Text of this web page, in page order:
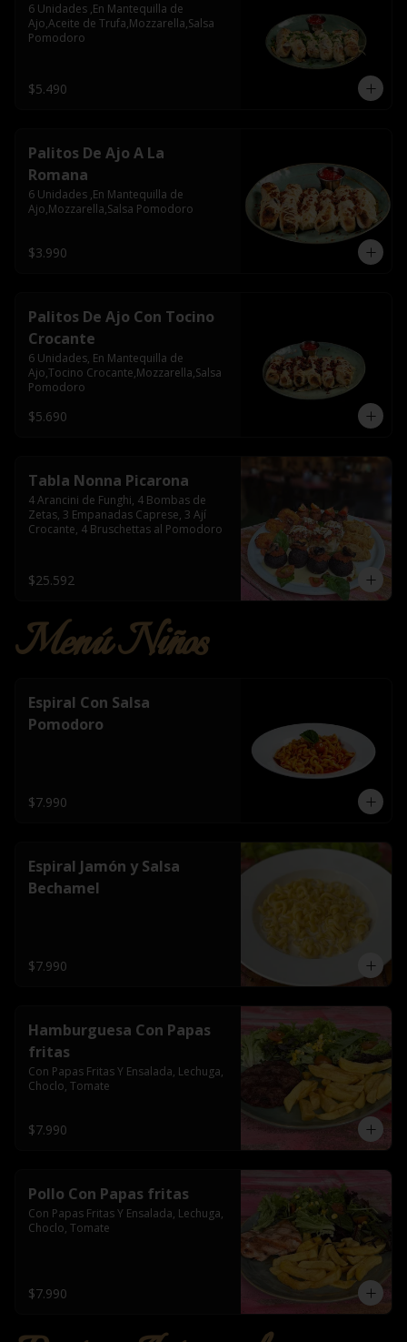
6 Unidades ,En Mantequilla de
Ajo,Aceite de Trufa,Mozzarella,Salsa
Pomodoro
$5.490
Palitos De Ajo A La
Romana
6 Unidades ,En Mantequilla de
Ajo,Mozzarella,Salsa Pomodoro
$3.990
Palitos De Ajo Con Tocino
Crocante
6 Unidades, En Mantequilla de
Ajo,Tocino Crocante,Mozzarella,Salsa
Pomodoro
$5.690
Tabla Nonna Picarona
4 Arancini de Funghi, 4 Bombas de
Zetas, 3 Empanadas Caprese, 3 Ají
Crocante, 4 Bruschettas al Pomodoro
$25.592
Menú Niños
Espiral Con Salsa
Pomodoro
$7.990
Espiral Jamón y Salsa
Bechamel
$7.990
Hamburguesa Con Papas
fritas
Con Papas Fritas Y Ensalada, Lechuga,
Choclo, Tomate
$7.990
Pollo Con Papas fritas
Con Papas Fritas Y Ensalada, Lechuga,
Choclo, Tomate
$7.990